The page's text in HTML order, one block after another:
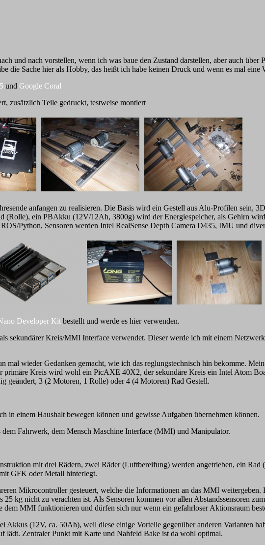
und nach vorstellen, wenn ich was baue den Zustand darstellen, aber auch
die Sache hier als Hobby, das heißt ich habe keinen Druck und wenn es mal eine
und Google Coral
zusätzlich Teile gedruckt, testweise montiert
anfangen zu realisieren. Die Basis wird ein Gestell aus Alu-Profilen sein,
(Rolle), ein PBAkku (12V/12Ah, 3800g) wird der Energiespeicher, als Gehirn
Python, Sensoren werden Intel RealSense Depth Camera D435, IMU und
Developer Kit bestellt und werde es hier verwenden.
als sekundärer Kreis/MMI Interface verwendet. Dieser werde ich mit einem
mal wieder Gedanken gemacht, wie ich das reglungstechnisch hin bekomme.
primäre Kreis wird wohl ein PicAXE 40X2, der sekundäre Kreis ein Intel Atom
geändert, 3 (2 Motoren, 1 Rolle) oder 4 (4 Motoren) Rad Gestell.
in einem Haushalt bewegen können und gewisse Aufgaben übernehmen können.
dem Fahrwerk, dem Mensch Maschine Interface (MMI) und Manipulator.
mit drei Rädern, zwei Räder (Luftbereifung) werden angetrieben, ein
GFK oder Metall hinterlegt.
Mikrocontroller gesteuert, welche die Informationen an das MMI
kg nicht zu verachten ist. Als Sensoren kommen vor allen Abstandssensoren
dem MMI funktionieren und dürfen sich nur wenn ein gefahrloser Aktionsraum
Akkus (12V, ca. 50Ah), weil diese einige Vorteile gegenüber anderen Varianten
lädt. Zentraler Punkt mit Karte und Nahfeld Bake ist da wohl optimal.